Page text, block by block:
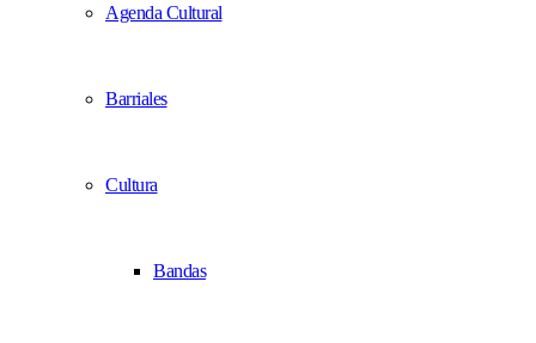
Agenda Cultural
Barriales
Cultura
Bandas